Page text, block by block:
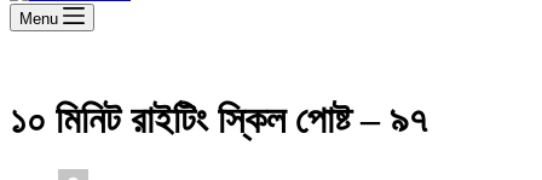
Menu
১০ মিনিট রাইটিং স্কিল পোষ্ট – ৯৭